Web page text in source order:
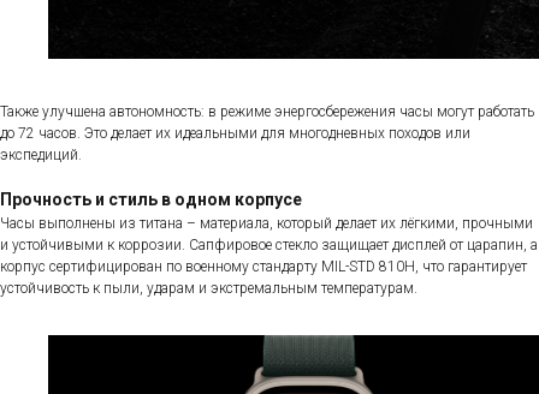
Также улучшена автономность: в режиме энергосбережения часы могут работать
до 72 часов. Это делает их идеальными для многодневных походов или
экспедиций.
Прочность и стиль в одном корпусе
Часы выполнены из титана – материала, который делает их лёгкими, прочными
и устойчивыми к коррозии. Сапфировое стекло защищает дисплей от царапин, а
корпус сертифицирован по военному стандарту MIL-STD 810H, что гарантирует
устойчивость к пыли, ударам и экстремальным температурам.